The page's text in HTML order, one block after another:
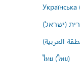
Українська
(ישראל)
العربية)
ไทย (ไทย)